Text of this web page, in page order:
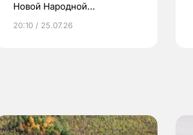
Новой Народной
20:10 / 25.07.26